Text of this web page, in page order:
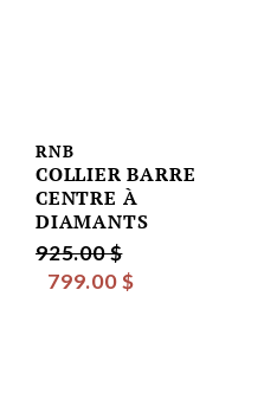
RNB
COLLIER BARRE
CENTRE À
DIAMANTS
925.00 $
799.00 $